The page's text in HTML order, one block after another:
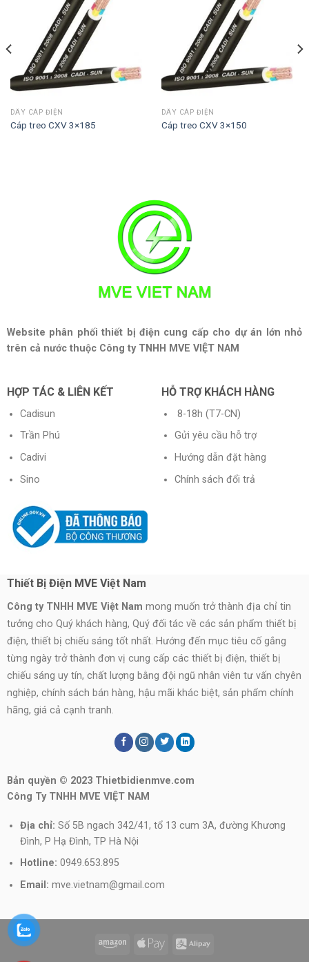
DÂY CÁP ĐIỆN
Cáp treo CXV 3×185
DÂY CÁP ĐIỆN
Cáp treo CXV 3×150
Website phân phối thiết bị điện cung cấp cho dự án lớn nhỏ
trên cả nước thuộc Công ty TNHH MVE VIỆT NAM
HỖ TRỢ KHÁCH HÀNG
8-18h (T7-CN)
Gửi yêu cầu hỗ trợ
Hướng dẫn đặt hàng
Chính sách đổi trả
HỢP TÁC & LIÊN KẾT
Cadisun
Trần Phú
Cadivi
Sino
Thiết Bị Điện MVE Việt Nam
Công ty TNHH MVE Việt Nam mong muốn trở thành địa chỉ tin
tưởng cho Quý khách hàng, Quý đối tác về các sản phẩm thiết bị
điện, thiết bị chiếu sáng tốt nhất. Hướng đến mục tiêu cố gắng
từng ngày trở thành đơn vị cung cấp các thiết bị điện, thiết bị
chiếu sáng uy tín, chất lượng bằng đội ngũ nhân viên tư vấn chyên
nghiệp, chính sách bán hàng, hậu mãi khác biệt, sản phẩm chính
hãng, giá cả cạnh tranh.
Bản quyền © 2023 Thietbidienmve.com
Công Ty TNHH MVE VIỆT NAM
Địa chỉ: Số 5B ngach 342/41, tổ 13 cum 3A, đường Khương
Đình, P Hạ Đình, TP Hà Nội
Hotline: 0949.653.895
Email: mve.vietnam@gmail.com